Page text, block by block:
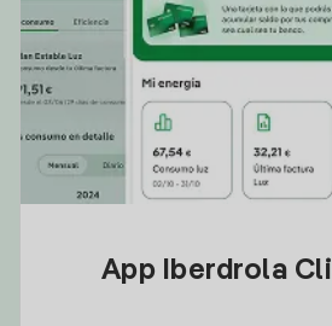
App Iberdrola